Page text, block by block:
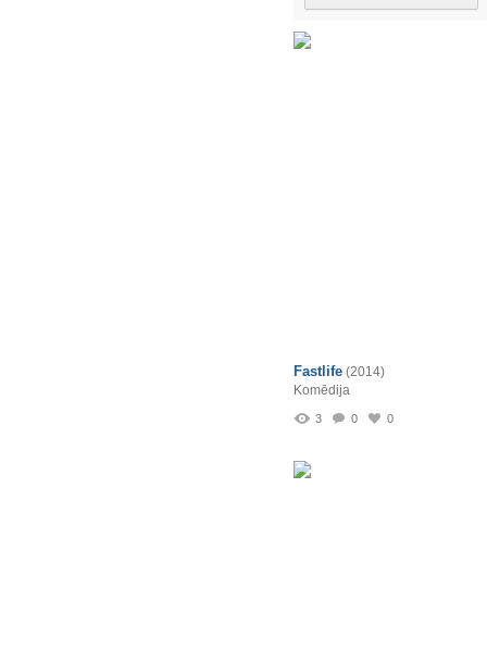
Fastlife (2014)
Komēdija
3 0 0